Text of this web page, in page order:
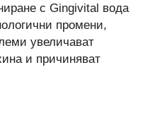
с Gingivital вода
промени,
увеличават
и причиняват